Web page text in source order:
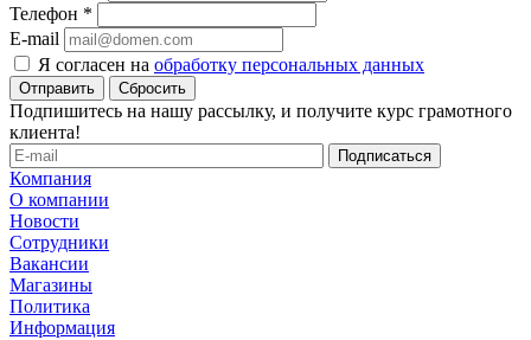
Телефон *
E-mail
Я согласен на обработку персональных данных
Сбросить
Подпишитесь на нашу рассылку, и получите курс грамотного
клиента!
Компания
О компании
Новости
Сотрудники
Вакансии
Магазины
Политика
Информация